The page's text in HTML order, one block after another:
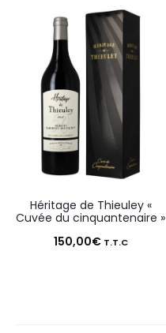
Héritage de Thieuley «
Cuvée du cinquantenaire »
150,00€ T.T.C